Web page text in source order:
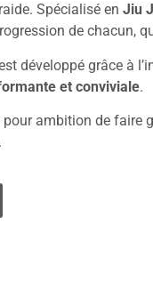
Spécialisé en Jiu
de chacun,
développé grâce à
et conviviale.
ambition de faire